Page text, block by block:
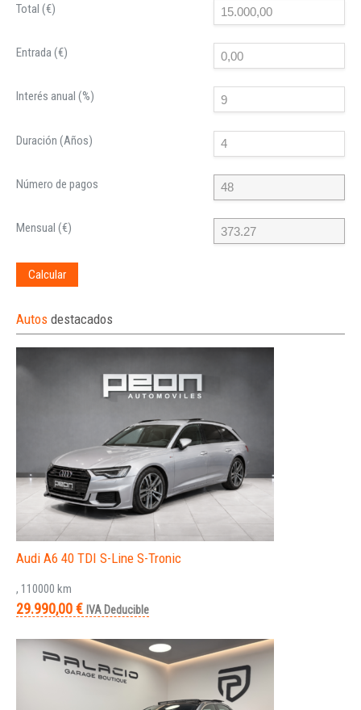
Total (€)
Entrada (€)
Interés anual (%)
Duración (Años)
Número de pagos
Mensual (€)
Calcular
Autos destacados
Audi A6 40 TDI S-Line S-Tronic
, 110000 km
29.990,00 € IVA Deducible